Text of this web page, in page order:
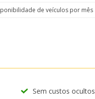
de veículos por mês
Sem custos ocultos